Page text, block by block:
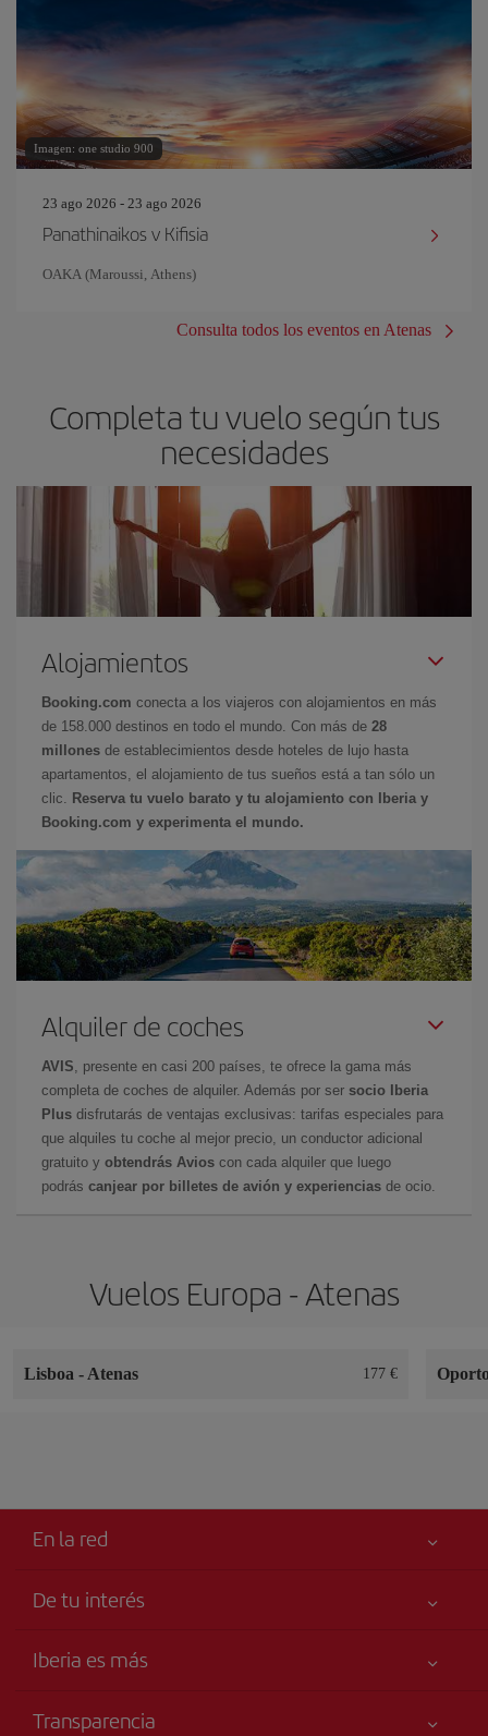
Imagen: one studio 900
23 ago 2026 - 23 ago 2026
Panathinaikos v Kifisia
OAKA (Maroussi, Athens)
Consulta todos los eventos en Atenas
Completa tu vuelo según tus
necesidades
Alojamientos
Booking.com conecta a los viajeros con alojamientos en más
de 158.000 destinos en todo el mundo. Con más de 28
millones de establecimientos desde hoteles de lujo hasta
apartamentos, el alojamiento de tus sueños está a tan sólo un
clic.
Reserva tu vuelo barato y tu alojamiento con Iberia y
Booking.com y experimenta el mundo.
Alquiler de coches
AVIS , presente en casi 200 países, te ofrece la gama más
completa de coches de alquiler. Además por ser socio Iberia
Plus disfrutarás de ventajas exclusivas: tarifas especiales para
que alquiles tu coche al mejor precio, un conductor adicional
gratuito y obtendrás Avios con cada alquiler que luego
podrás canjear por billetes de avión y experiencias de ocio.
Vuelos Europa - Atenas
Lisboa - Atenas 177 €
En la red
De tu interés
Accesibilidad
Iberia es más
Transparencia